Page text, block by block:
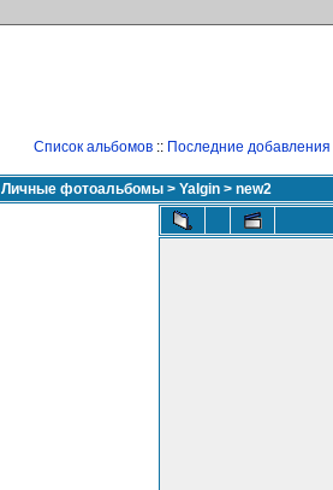
Список альбомов :: Последние добавления
Личные фотоальбомы > Yalgin > new2